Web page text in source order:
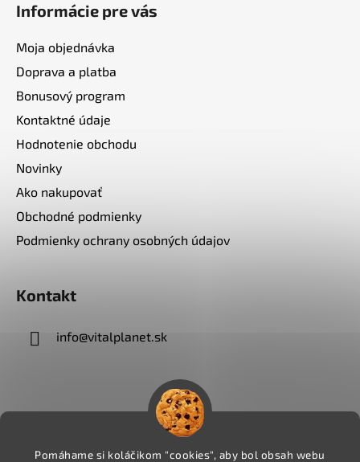
Pomáhame si koláčikom "cookies", aby bol obsah webu
Informácie pre vás
Moja objednávka
Doprava a platba
Bonusový program
Kontaktné údaje
Hodnotenie obchodu
Novinky
Ako nakupovať
Obchodné podmienky
Podmienky ochrany osobných údajov
Kontakt
info@vitalplanet.sk